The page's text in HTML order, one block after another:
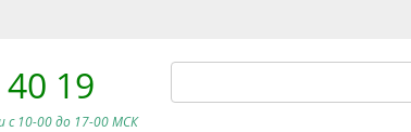
19
c 10-00 до 17-00 МСК